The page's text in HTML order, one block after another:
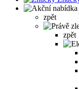
zpět
zpět